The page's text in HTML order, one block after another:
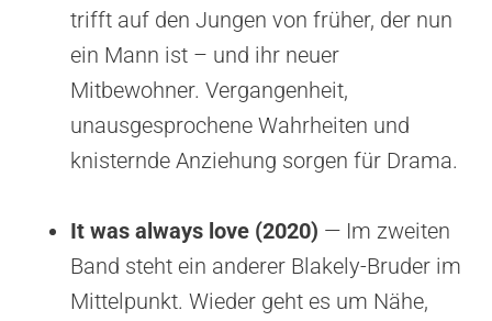
trifft auf den Jungen von früher, der nun
ein Mann ist – und ihr neuer
Mitbewohner. Vergangenheit,
unausgesprochene Wahrheiten und
knisternde Anziehung sorgen für Drama.
It was always love (2020) — Im zweiten
Band steht ein anderer Blakely-Bruder im
Mittelpunkt. Wieder geht es um Nähe,